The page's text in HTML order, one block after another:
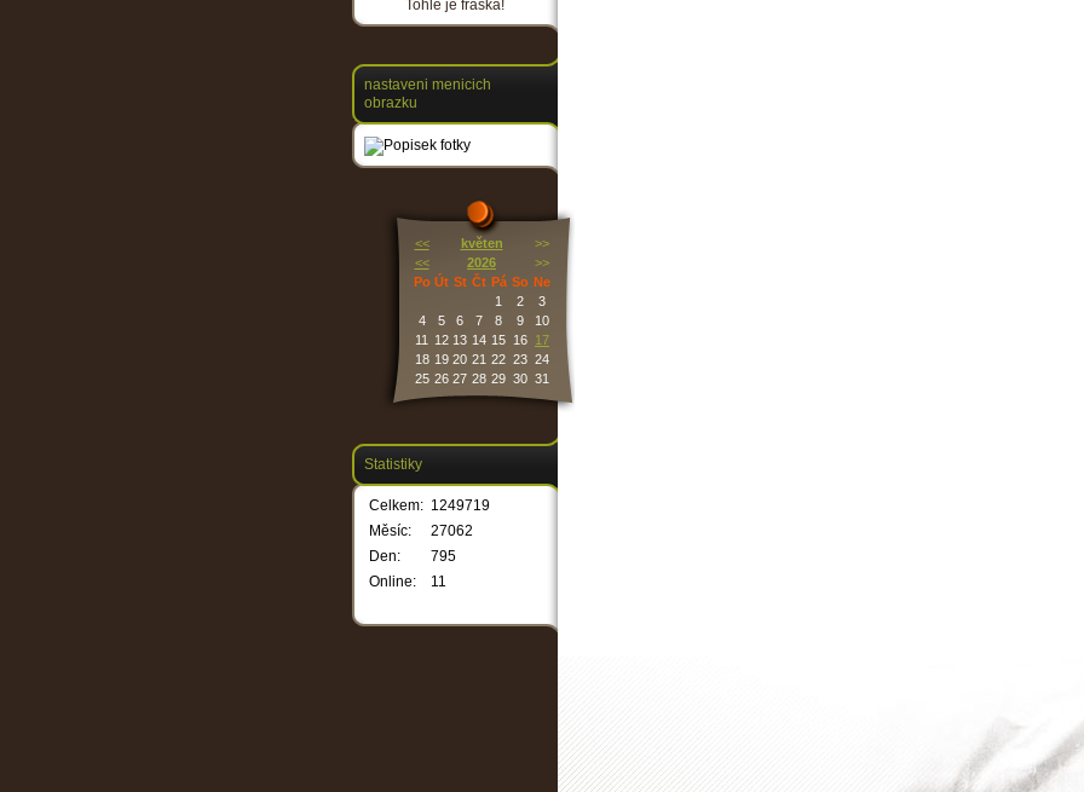
Tohle je fraška!
nastaveni menicich
obrazku
<< květen
>>
<<
2026
>>
Po Út St Čt Pá So Ne
1
2
3
4
5 6 7 8 9
10
11
12 13 14 15 16
17
18 19 20 21 22 23 24
25 26 27 28 29 30 31
Statistiky
Online: 11
Celkem: 1249719
Měsíc:
27062
Den:
795